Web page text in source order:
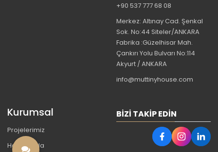
+90 537 777 68 08
Merkez: Altınay Cad. Şenkal
Sok. No:44 Siteler/ANKARA
Fabrika :Güzelhisar Mah.
Çankırı Yolu Bulvarı No:114
Akyurt / ANKARA
info@muttinyhouse.com
Kurumsal
Projelerimiz
Hakkımızda
BIZI TAKIP EDIN